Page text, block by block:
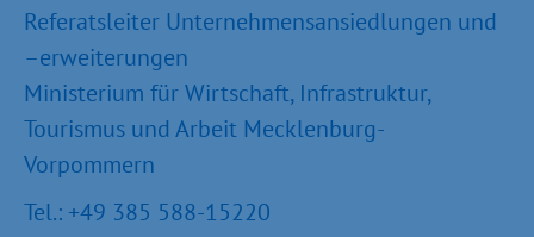
Referatsleiter Unternehmensansiedlungen und
–erweiterungen
Ministerium für Wirtschaft, Infrastruktur,
Tourismus und Arbeit Mecklenburg-
Vorpommern
Tel.: +49 385 588-15220